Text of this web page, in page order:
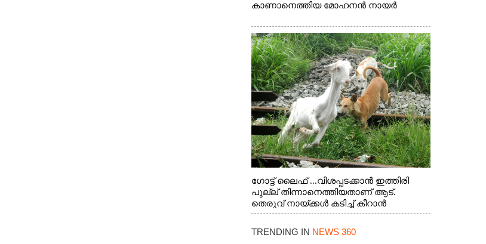
കാണാനെത്തിയ മോഹനൻ നായർ
ഗോട്ട് ലൈഫ് ...വിശപ്പടക്കാൻ ഇത്തിരി
പുല്ല് തിന്നാനെത്തിയതാണ് ആട്.
തെരുവ് നായ്ക്കൾ കടിച്ച് കീറാൻ
വന്നതോടെ വയറിന്റെ ആന്തൽ മറന്ന്
വാത്തുരുത്തിയിൽ നിന്നുള്ള കാഴ്ച
TRENDING IN NEWS 360